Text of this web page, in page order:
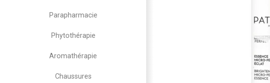
Parapharmacie
Phytothérapie
Aromathérapie
Chaussures